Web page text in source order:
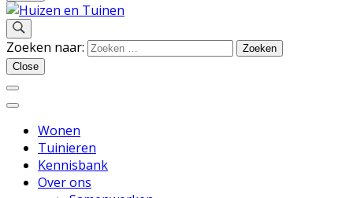
Huizen en Tuinen
Inspiratie voor wonen en tuinieren
Zoeken naar:
Close
Wonen
Tuinieren
Kennisbank
Over ons